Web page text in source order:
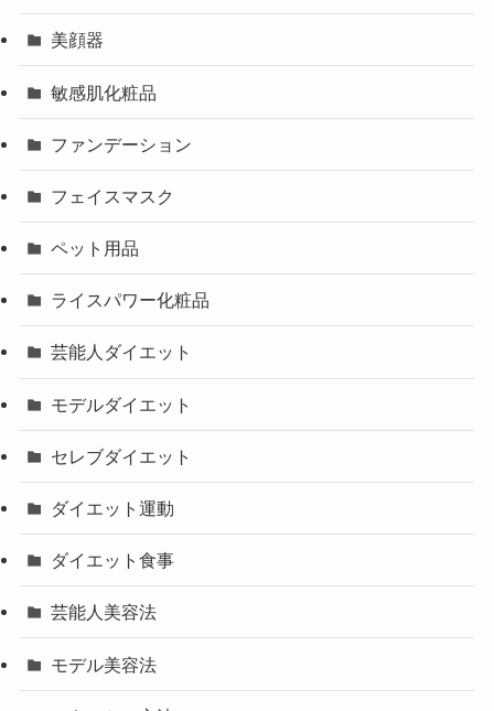
美顔器
敏感肌化粧品
ファンデーション
フェイスマスク
ペット用品
ライスパワー化粧品
芸能人ダイエット
モデルダイエット
セレブダイエット
ダイエット運動
ダイエット食事
芸能人美容法
モデル美容法